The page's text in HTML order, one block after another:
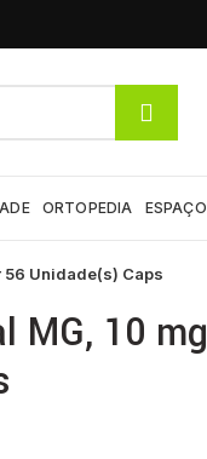
ORTOPEDIA
56 Unidade(s) Caps
MG, 10